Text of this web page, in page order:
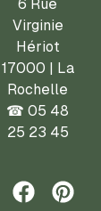
6 Rue
Virginie
Hériot
17000 | La
Rochelle
☎ 05 48
25 23 45